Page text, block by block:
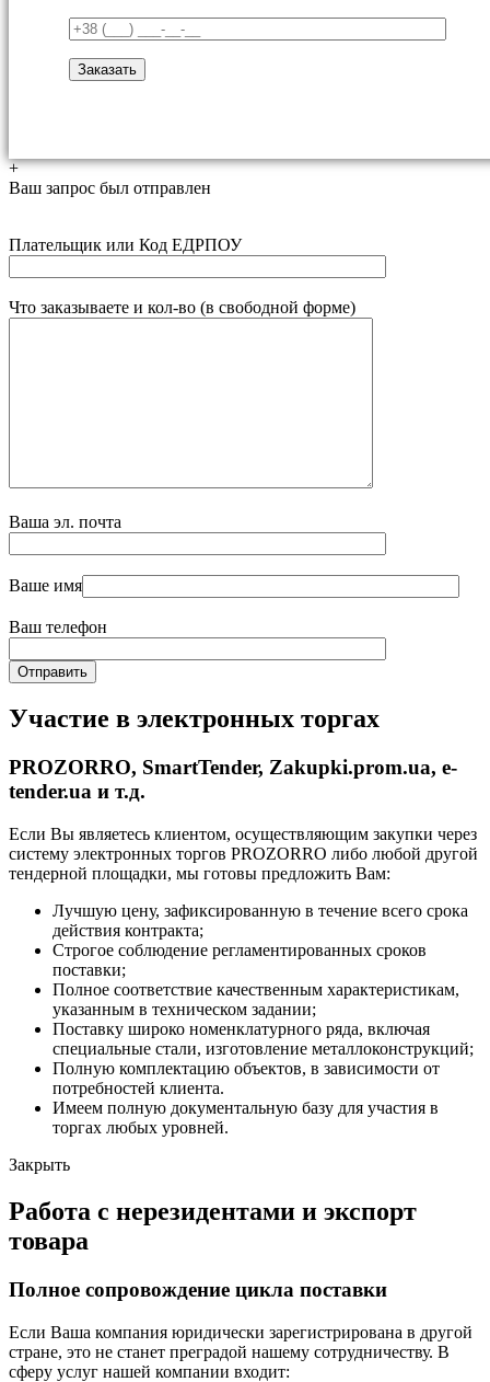
+
Ваш запрос был отправлен
Плательщик или Код ЕДРПОУ
Что заказываете и кол-во (в свободной форме)
Ваша эл. почта
Ваше имя
Ваш телефон
Участие в электронных торгах
PROZORRO, SmartTender, Zakupki.prom.ua, e-
tender.ua и т.д.
Если Вы являетесь клиентом, осуществляющим закупки через
систему электронных торгов PROZORRO либо любой другой
тендерной площадки, мы готовы предложить Вам:
Лучшую цену, зафиксированную в течение всего срока
действия контракта;
Строгое соблюдение регламентированных сроков
поставки;
Полное соответствие качественным характеристикам,
указанным в техническом задании;
Поставку широко номенклатурного ряда, включая
специальные стали, изготовление металлоконструкций;
Полную комплектацию объектов, в зависимости от
потребностей клиента.
Имеем полную документальную базу для участия в
торгах любых уровней.
Закрыть
Работа с нерезидентами и экспорт
товара
Полное сопровождение цикла поставки
Если Ваша компания юридически зарегистрирована в другой
стране, это не станет преградой нашему сотрудничеству. В
сферу услуг нашей компании входит: